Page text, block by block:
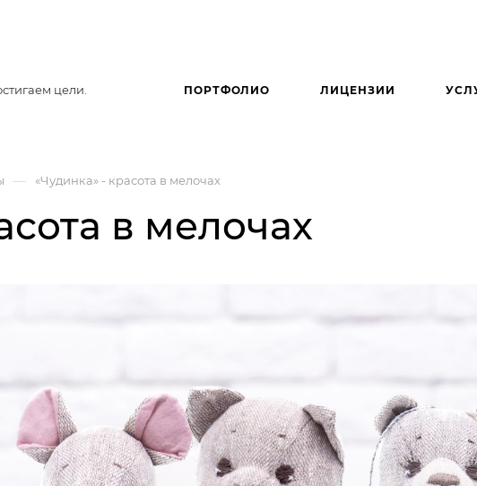
цели. ПОРТФОЛИО ЛИЦЕНЗИИ
— «Чудинка» - красота в мелочах
в мелочах